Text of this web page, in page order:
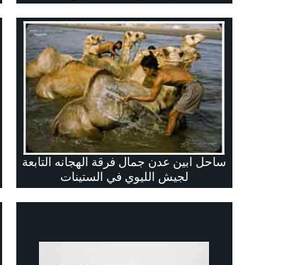
ساحل ابين عدن جمال فرقة الهجانه التابعة
لجيش الليوي في الستينات